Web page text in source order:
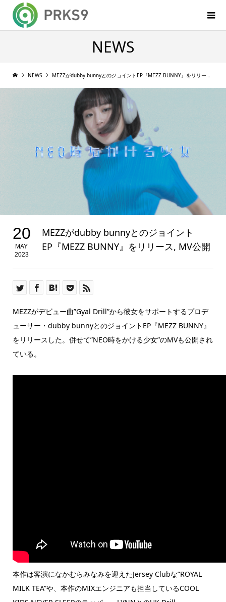
NEWS
NEWS MEZZがdubby bunnyとのジョイントEP『MEZZ BUNNY』をリリース, MV公開
20
MAY
2023
MEZZがdubby bunnyとのジョイント
EP『MEZZ BUNNY』をリリース, MV公開
MEZZがデビュー曲”Gyal Drill”から彼女をサポートするプロデ
ューサー・dubby bunnyとのジョイントEP『MEZZ BUNNY』
をリリースした。併せて”NEO時をかける少女”のMVも公開され
ている。
本作は客演になかむらみなみを迎えたJersey Clubな”ROYAL
MILK TEA”や、本作のMIXエンジニアも担当しているCOOL